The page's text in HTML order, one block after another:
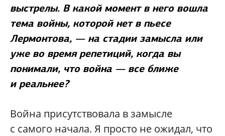
выстрелы. В какой момент в него вошла
тема войны, которой нет в пьесе
Лермонтова, — на стадии замысла или
уже во время репетиций, когда вы
понимали, что война — все ближе
и реальнее?
Война присутствовала в замысле
с самого начала. Я просто не ожидал, что